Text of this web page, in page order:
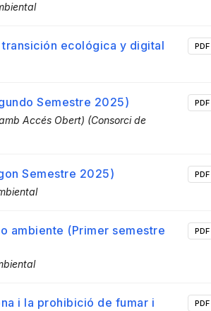
ecológica y digital PDF
Semestre 2025)
Accés Obert) (Consorci de
PDF
Semestre 2025) PDF
ambiente (Primer semestre
PDF
i la prohibició de fumar i
PDF